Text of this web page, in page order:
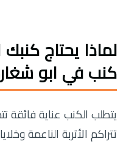
لماذا يحتاج كنبك
كنب في ابو
يتطلب الكنب عناية فائقة
تتراكم الأتربة الناعمة